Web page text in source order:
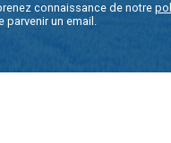
connaissance de notre
parvenir un email.